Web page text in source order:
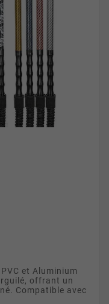
et Aluminium
offrant un
Compatible avec